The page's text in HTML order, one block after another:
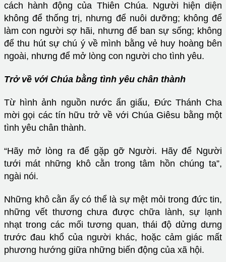
cách hành động của Thiên Chúa. Người hiện diện
không để thống trị, nhưng để nuôi dưỡng; không để
làm con người sợ hãi, nhưng để ban sự sống; không
để thu hút sự chú ý về mình bằng vẻ huy hoàng bên
ngoài, nhưng để mở lòng con người cho tình yêu.
Trở về với Chúa bằng tình yêu chân thành
Từ hình ảnh nguồn nước ẩn giấu, Đức Thánh Cha
mời gọi các tín hữu trở về với Chúa Giêsu bằng một
tình yêu chân thành.
“Hãy mở lòng ra để gặp gỡ Người. Hãy để Người
tưới mát những khô cằn trong tâm hồn chúng ta”,
ngài nói.
Những khô cằn ấy có thể là sự mệt mỏi trong đức tin,
những vết thương chưa được chữa lành, sự lạnh
nhạt trong các mối tương quan, thái độ dửng dưng
trước đau khổ của người khác, hoặc cảm giác mất
phương hướng giữa những biến động của xã hội.